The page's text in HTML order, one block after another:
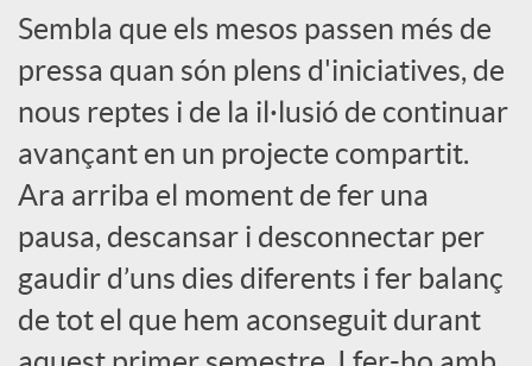
x
e
s
S
o
Sembla que els mesos passen més de
pressa quan són plens d'iniciatives, de
nous reptes i de la il·lusió de continuar
avançant en un projecte compartit.
Ara arriba el moment de fer una
pausa, descansar i desconnectar per
gaudir d’uns dies diferents i fer balanç
de tot el que hem aconseguit durant